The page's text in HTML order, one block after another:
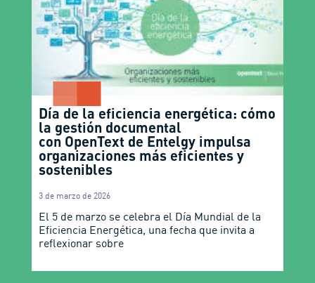
Día de la eficiencia energética: cómo
la gestión documental
con OpenText de Entelgy impulsa
organizaciones más eficientes y
sostenibles
3 de marzo de 2026
El 5 de marzo se celebra el Día Mundial de la
Eficiencia Energética, una fecha que invita a
reflexionar sobre